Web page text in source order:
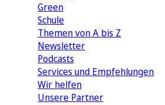
Green
Schule
Themen von A bis Z
Newsletter
Podcasts
Services und Empfehlungen
Wir helfen
Unsere Partner